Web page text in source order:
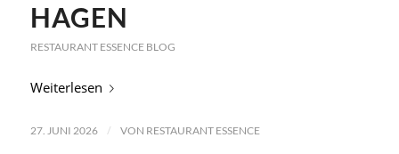
HAGEN
RESTAURANT ESSENCE BLOG
Weiterlesen
27. JUNI 2026 / VON RESTAURANT ESSENCE